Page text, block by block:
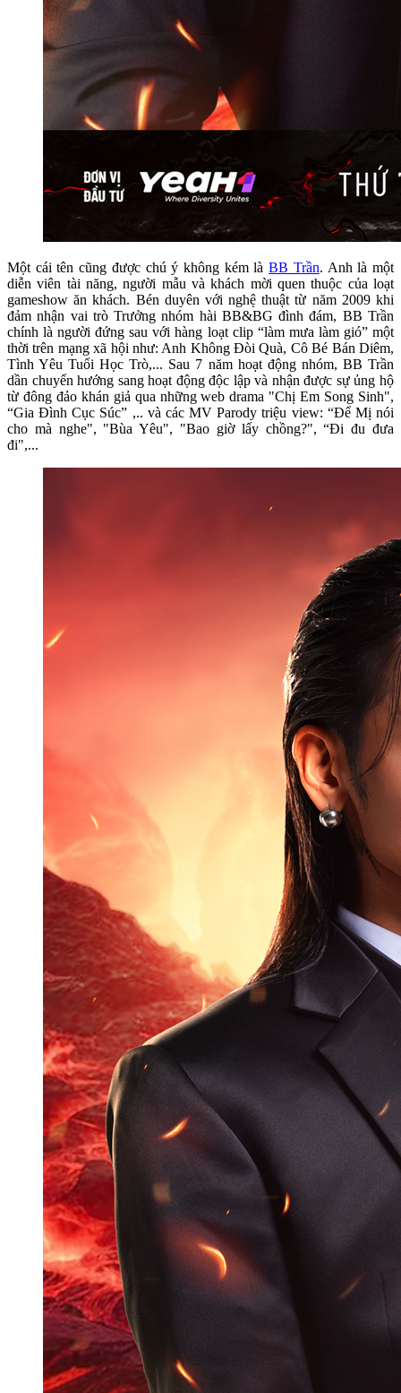
Một cái tên cũng được chú ý không kém làBB Trần. Anh là một
diễn viên tài năng, người mẫu và khách mời quen thuộc của loạt
gameshow ăn khách. Bén duyên với nghệ thuật từ năm 2009 khi
đảm nhận vai trò Trưởng nhóm hài BB&BG đình đám, BB Trần
chính là người đứng sau với hàng loạt clip “làm mưa làm gió” một
thời trên mạng xã hội như: Anh Không Đòi Quà, Cô Bé Bán Diêm,
Tình Yêu Tuổi Học Trò,... Sau 7 năm hoạt động nhóm, BB Trần
dần chuyển hướng sang hoạt động độc lập và nhận được sự ủng hộ
từ đông đảo khán giả qua những web drama "Chị Em Song Sinh",
“Gia Đình Cục Súc” ,.. và các MV Parody triệu view: “Để Mị nói
cho mà nghe", "Bùa Yêu", "Bao giờ lấy chồng?", “Đi đu đưa
đi",...